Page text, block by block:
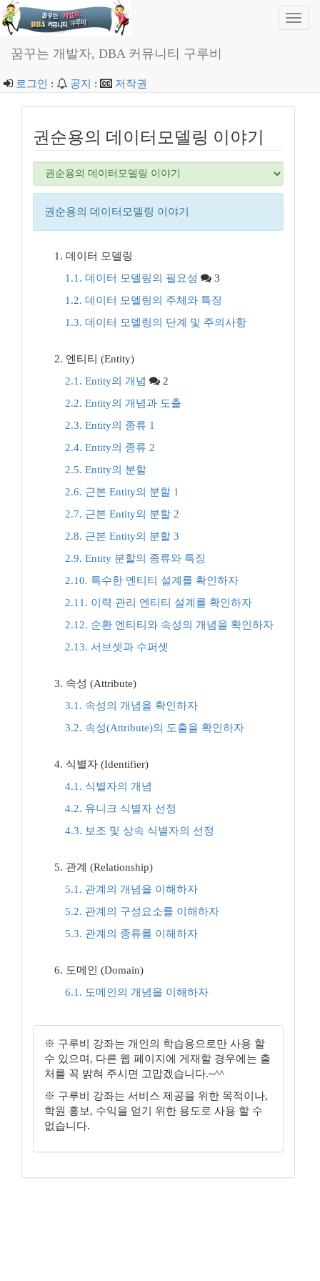
꿈꾸는 개발자, DBA 커뮤니티 구루비
로그인 : 공지 : 저작권
권순용의 데이터모델링 이야기
권순용의 데이터모델링 이야기
1. 데이터 모델링
1.1. 데이터 모델링의 필요성
3
1.2. 데이터 모델링의 주체와 특징
1.3. 데이터 모델링의 단계 및 주의사항
2. 엔티티 (Entity)
2.1. Entity의 개념
2
2.2. Entity의 개념과 도출
2.3. Entity의 종류 1
2.4. Entity의 종류 2
2.5. Entity의 분할
2.6. 근본 Entity의 분할 1
2.7. 근본 Entity의 분할 2
2.8. 근본 Entity의 분할 3
2.9. Entity 분할의 종류와 특징
2.10. 특수한 엔티티 설계를 확인하자
2.11. 이력 관리 엔티티 설계를 확인하자
2.12. 순환 엔티티와 속성의 개념을 확인하자
2.13. 서브셋과 수퍼셋
3. 속성 (Attribute)
3.1. 속성의 개념을 확인하자
3.2. 속성(Attribute)의 도출을 확인하자
4. 식별자 (Identifier)
4.1. 식별자의 개념
4.2. 유니크 식별자 선정
4.3. 보조 및 상속 식별자의 선정
5. 관계 (Relationship)
5.1. 관계의 개념을 이해하자
5.2. 관계의 구성요소를 이해하자
5.3. 관계의 종류를 이해하자
6. 도메인 (Domain)
6.1. 도메인의 개념을 이해하자
※ 구루비 강좌는 개인의 학습용으로만 사용 할
수 있으며, 다른 웹 페이지에 게재할 경우에는 출
처를 꼭 밝혀 주시면 고맙겠습니다.~^^
※ 구루비 강좌는 서비스 제공을 위한 목적이나,
학원 홍보, 수익을 얻기 위한 용도로 사용 할 수
없습니다.